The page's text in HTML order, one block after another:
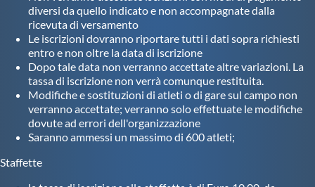
diversi da quello indicato e non accompagnate dalla
ricevuta di versamento
Le iscrizioni dovranno riportare tutti i dati sopra richiesti
entro e non oltre la data di iscrizione
Dopo tale data non verranno accettate altre variazioni. La
tassa di iscrizione non verrà comunque restituita.
Modifiche e sostituzioni di atleti o di gare sul campo non
verranno accettate; verranno solo effettuate le modifiche
dovute ad errori dell'organizzazione
Saranno ammessi un massimo di 600 atleti;
Staffette